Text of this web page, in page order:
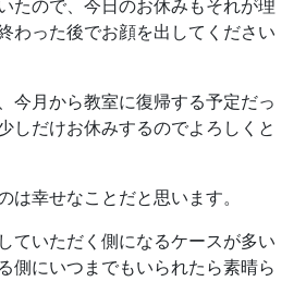
たので、今日のお休みもそれが理
わった後でお顔を出してください
今月から教室に復帰する予定だっ
しだけお休みするのでよろしくと
は幸せなことだと思います。
ていただく側になるケースが多い
側にいつまでもいられたら素晴ら